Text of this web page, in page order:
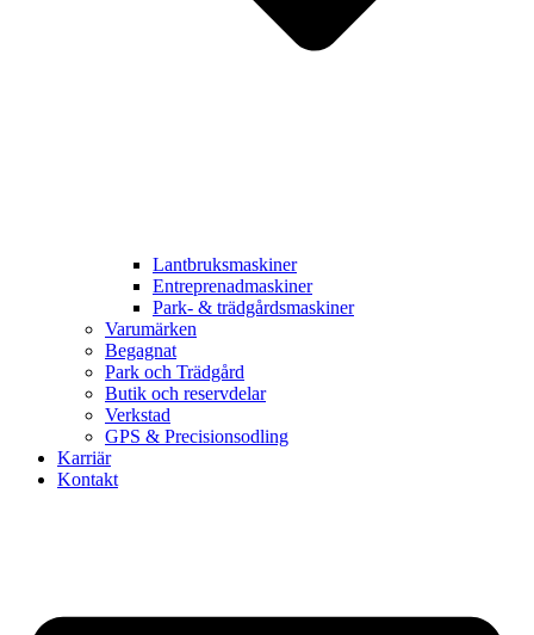
Lantbruksmaskiner
Entreprenadmaskiner
Park- & trädgårdsmaskiner
Varumärken
Begagnat
Park och Trädgård
Butik och reservdelar
Verkstad
GPS & Precisionsodling
Karriär
Kontakt